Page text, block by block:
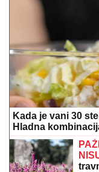
Kada je vani 30
Hladna